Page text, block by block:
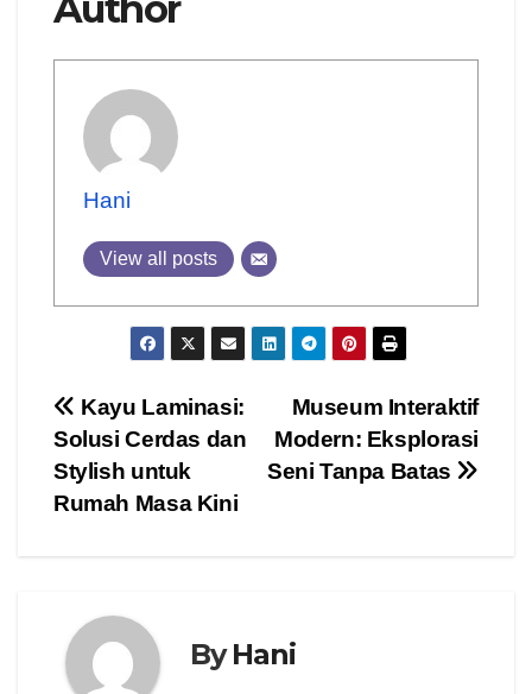
Hani
View all posts
Post
navigation
Museum Interaktif
Modern: Eksplorasi
Seni Tanpa Batas
Kayu Laminasi:
Solusi Cerdas dan
Stylish untuk
Rumah Masa Kini
ByHani